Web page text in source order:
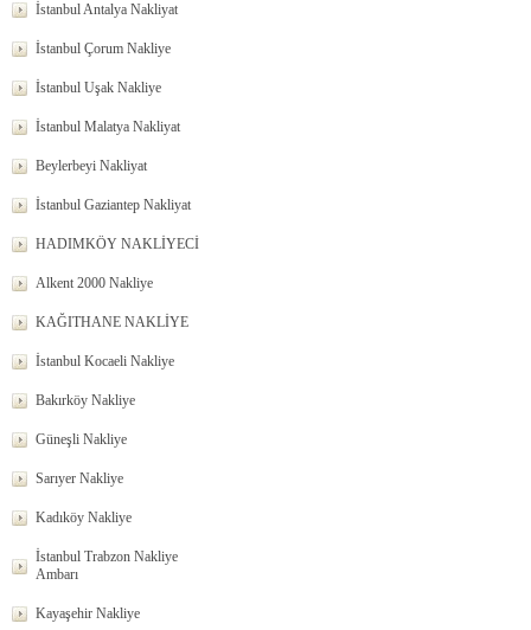
İstanbul Antalya Nakliyat
İstanbul Çorum Nakliye
İstanbul Uşak Nakliye
İstanbul Malatya Nakliyat
Beylerbeyi Nakliyat
İstanbul Gaziantep Nakliyat
HADIMKÖY NAKLİYECİ
Alkent 2000 Nakliye
KAĞITHANE NAKLİYE
İstanbul Kocaeli Nakliye
Bakırköy Nakliye
Güneşli Nakliye
Sarıyer Nakliye
Kadıköy Nakliye
İstanbul Trabzon Nakliye
Ambarı
Kayaşehir Nakliye